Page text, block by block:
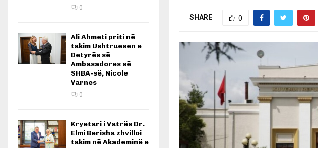
SHARE 0
0
Ali Ahmeti priti në
takim Ushtruesen e
Detyrës së
Ambasadores së
SHBA-së, Nicole
Varnes
0
Kryetari i Vatrës Dr.
Elmi Berisha zhvilloi
takim në Akademinë e